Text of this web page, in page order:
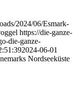
2024/06/Esmark-
https://die-ganze-
die-ganze-
2024-06-01
Nordseeküste